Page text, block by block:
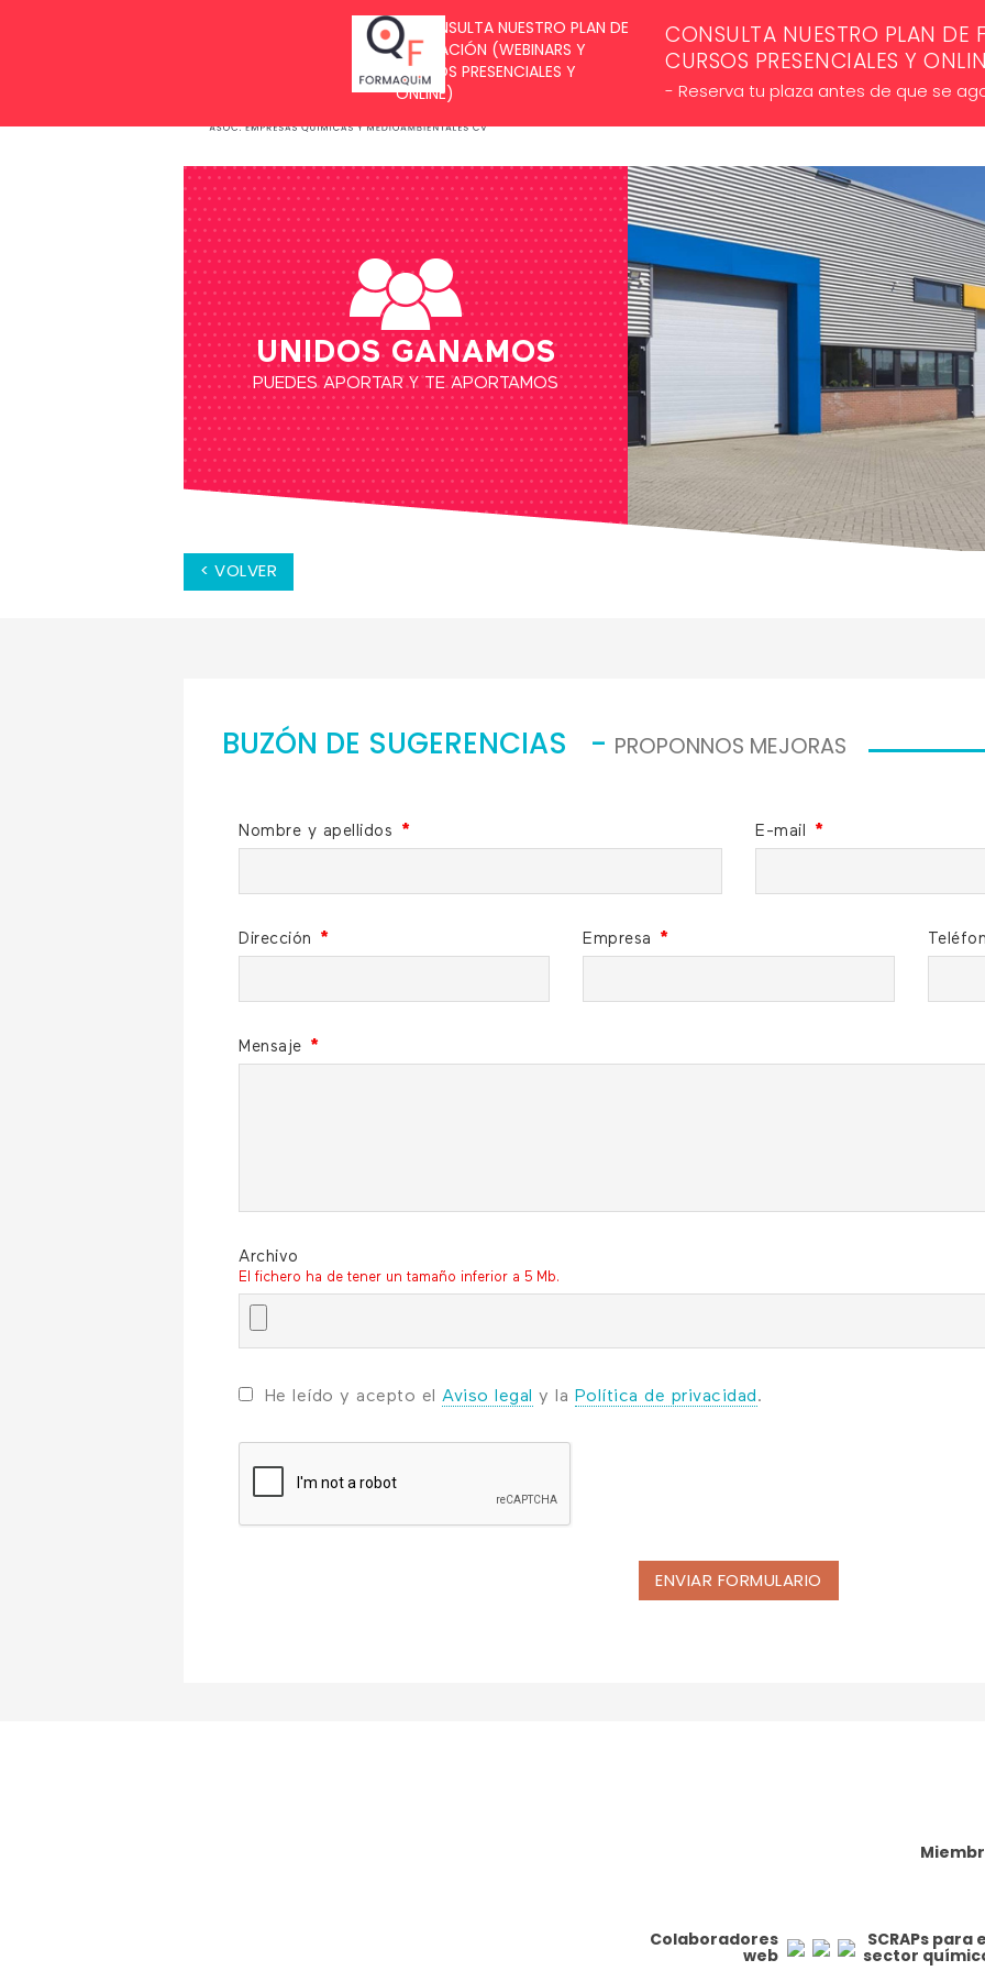
CONSULTA NUESTRO PLAN
CURSOS PRESENCIALES Y
- Reserva tu plaza antes de que se
BUZÓN DE SUGERENCIAS
UNIDOS GANAMOS
PUEDES APORTAR Y TE APORTAMOS
< VOLVER
BUZÓN DE SUGERENCIAS - PROPONNOS MEJORAS
Nombre y apellidos * E-mail *
Dirección * Empresa *
Mensaje *
Archivo
El fichero ha de tener un tamaño inferior a 5 Mb.
He leído y acepto el Aviso legal y la Política de privacidad .
Colaboradores
web
SCRAPs para
sector